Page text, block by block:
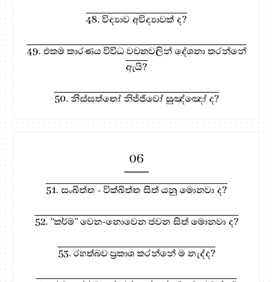
48. විද්‍යාව අවිද්‍යාවක් ද?
49. එකම කාරණය විවිධ වචනවලින් දේශනා කරන්නේ
ඇයි?
50. නිස්සත්තෝ නිජ්ජීවෝ සුඤ්ඤෝ ද?
06
51. සංඛිත්ත - වික්ඛිත්ත සිත් යනු මොනවා ද?
52. “කර්ම” වෙන-නොවෙන ජවන සිත් මොනවා ද?
53. රහත්බව ප්‍රකාශ කරන්නේ ම නැද්ද?